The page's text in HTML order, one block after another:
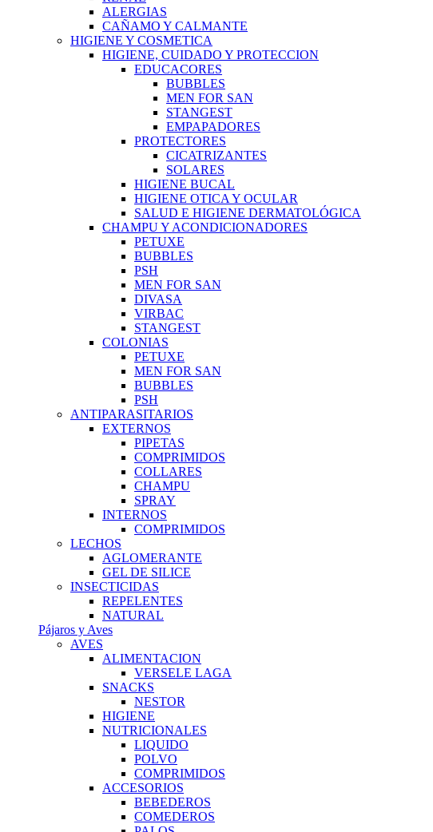
ALERGIAS
CAÑAMO Y CALMANTE
HIGIENE Y COSMETICA
HIGIENE, CUIDADO Y PROTECCION
EDUCACORES
BUBBLES
MEN FOR SAN
STANGEST
EMPAPADORES
PROTECTORES
CICATRIZANTES
SOLARES
HIGIENE BUCAL
HIGIENE OTICA Y OCULAR
SALUD E HIGIENE DERMATOLÓGICA
CHAMPU Y ACONDICIONADORES
PETUXE
BUBBLES
PSH
MEN FOR SAN
DIVASA
VIRBAC
STANGEST
COLONIAS
PETUXE
MEN FOR SAN
BUBBLES
PSH
ANTIPARASITARIOS
EXTERNOS
PIPETAS
COMPRIMIDOS
COLLARES
CHAMPU
SPRAY
INTERNOS
COMPRIMIDOS
LECHOS
AGLOMERANTE
GEL DE SILICE
INSECTICIDAS
REPELENTES
NATURAL
Pájaros y Aves
AVES
ALIMENTACION
VERSELE LAGA
SNACKS
NESTOR
HIGIENE
NUTRICIONALES
LIQUIDO
POLVO
COMPRIMIDOS
ACCESORIOS
BEBEDEROS
COMEDEROS